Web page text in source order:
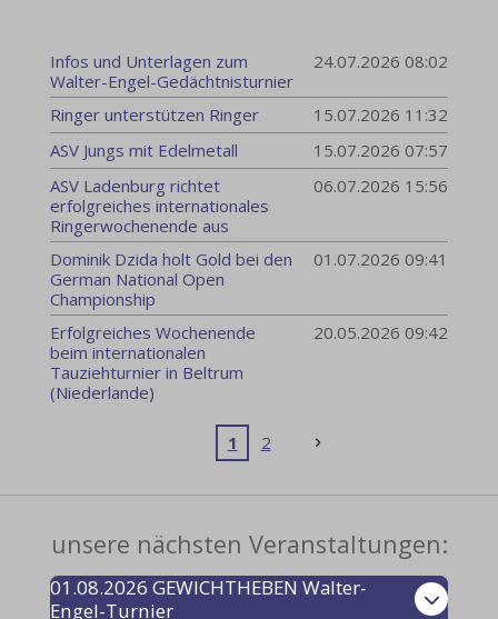
Infos und Unterlagen zum
Walter-Engel-Gedächtnisturnier
24.07.2026 08:02
Ringer unterstützen Ringer 15.07.2026 11:32
ASV Jungs mit Edelmetall
15.07.2026 07:57
ASV Ladenburg richtet
erfolgreiches internationales
Ringerwochenende aus
06.07.2026 15:56
Dominik Dzida holt Gold bei den
German National Open
Championship
01.07.2026 09:41
Erfolgreiches Wochenende
beim internationalen
Tauziehturnier in Beltrum
(Niederlande)
20.05.2026 09:42
1 2
unsere nächsten Veranstaltungen:
01.08.2026 GEWICHTHEBEN Walter-
Engel-Turnier